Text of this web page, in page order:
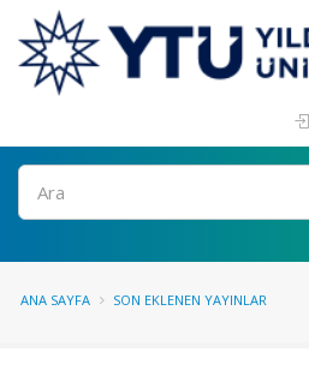
Ara
ANA SAYFA SON EKLENEN YAYINLAR